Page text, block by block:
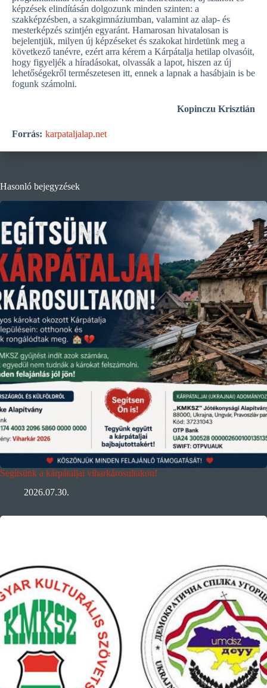
képzések elindításán dolgozunk minden szinten: a
szakképzésben, a szakgimnáziumban, valamint az alap- és
mesterképzés szintjén egyaránt. Hamarosan hivatalosan is
bejelentjük, milyen új képzéseket és szakokat hirdetünk meg a
következő tanévre, ezért arra kérem a Kárpátalja hetilap olvasóit,
hogy figyeljék a híradásokat, olvassák a lapot, hiszen az új
lehetőségekről természetesen itt, ennek a lapnak a hasábjain is be
fogunk számolni.
Kopinczu Krisztián
Forrás: karpataljalap.net
Hasonló bejegyzések
Segítsünk a kárpátaljai viharkárosultakon!
2026.07.30.